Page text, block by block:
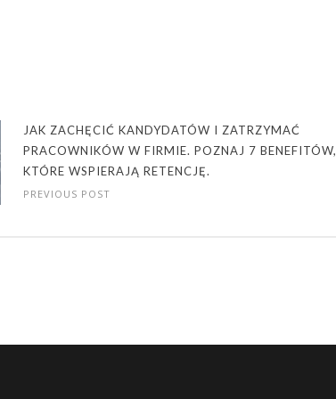
JAK ZACHĘCIĆ KANDYDATÓW I ZATRZYMAĆ
PRACOWNIKÓW W FIRMIE. POZNAJ 7 BENEFITÓW,
KTÓRE WSPIERAJĄ RETENCJĘ.
PREVIOUS POST